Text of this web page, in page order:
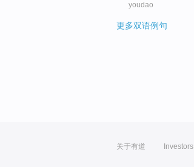
youdao
更多双语例句
关于有道 Investors